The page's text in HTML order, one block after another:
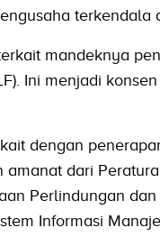
terkendala
mandeknya
Ini menjadi
dengan
amanat dari
Perlindungan
Informasi